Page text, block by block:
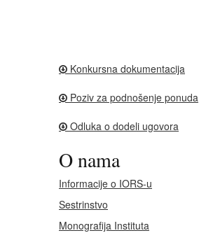
Konkursna dokumentacija
Poziv za podnošenje ponuda
Odluka o dodeli ugovora
O nama
Informacije o IORS-u
Sestrinstvo
Monografija Instituta